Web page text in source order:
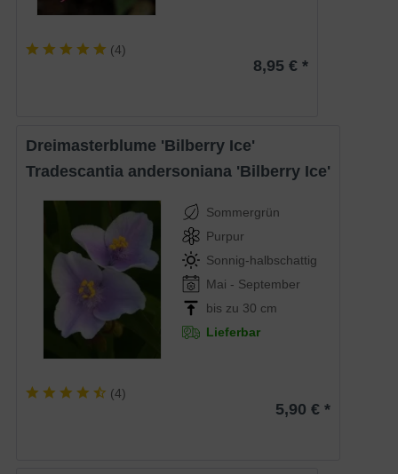
(4)
8,95 € *
Dreimasterblume 'Bilberry Ice'
Tradescantia andersoniana 'Bilberry Ice'
Sommergrün
Purpur
Sonnig-halbschattig
Mai - September
bis zu 30 cm
Lieferbar
(4)
5,90 € *